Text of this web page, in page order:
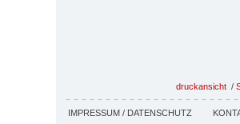
druckansicht /
IMPRESSUM / DATENSCHUTZ